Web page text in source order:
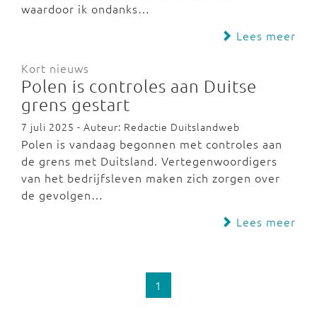
waardoor ik ondanks…
Lees meer
Kort nieuws
Polen is controles aan Duitse
grens gestart
7 juli 2025 - Auteur: Redactie Duitslandweb
Polen is vandaag begonnen met controles aan
de grens met Duitsland. Vertegenwoordigers
van het bedrijfsleven maken zich zorgen over
de gevolgen…
Lees meer
1